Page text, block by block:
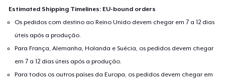
Estimated Shipping Timelines: EU-bound orders
Os pedidos com destino ao Reino Unido devem chegar em 7 a 12 dias
úteis após a produção.
Para França, Alemanha, Holanda e Suécia, os pedidos devem chegar
em 7 a 12 dias úteis após a produção.
Para todos os outros países da Europa, os pedidos devem chegar em